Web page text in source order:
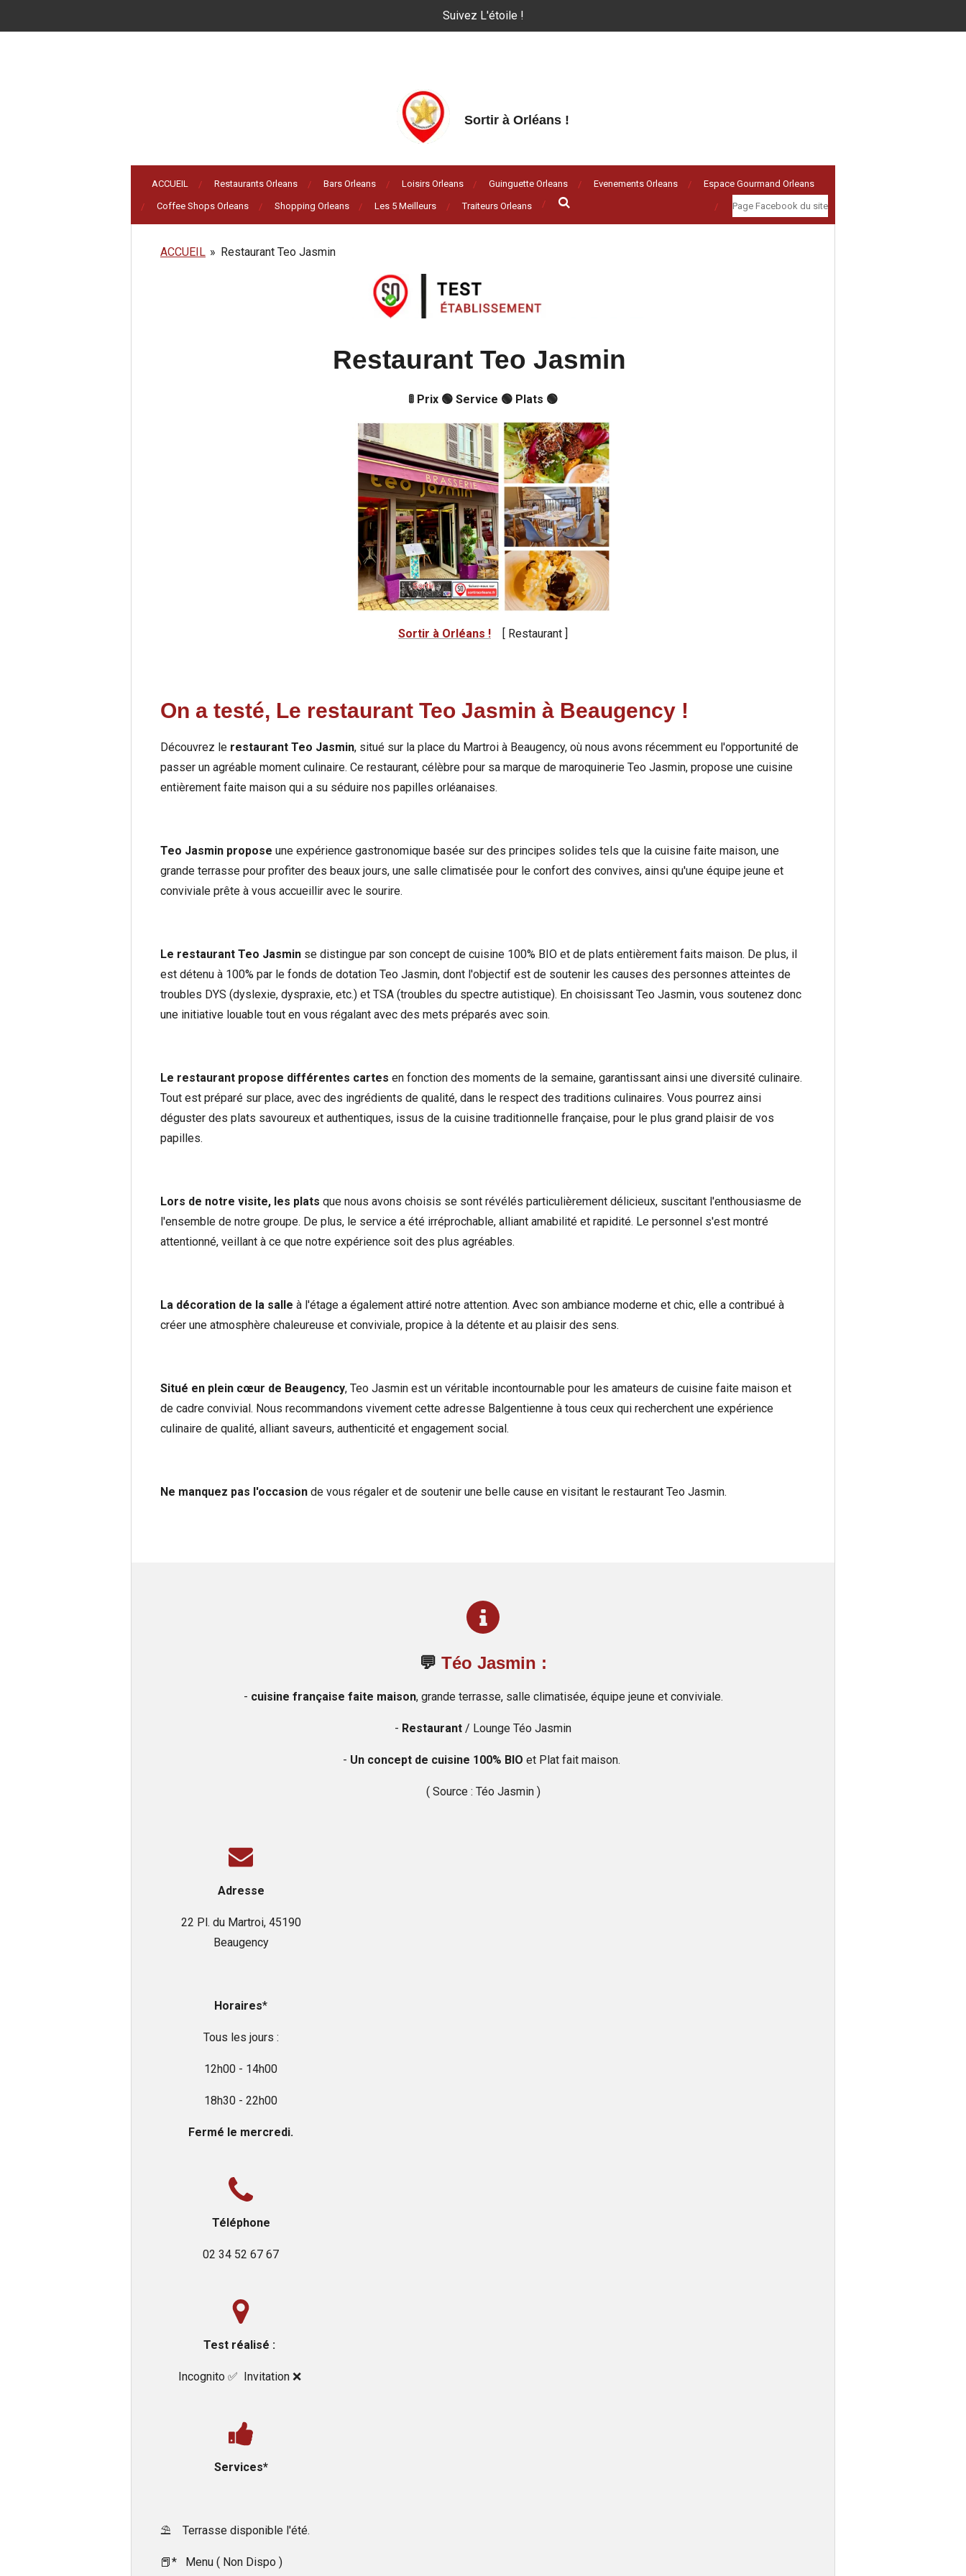
Suivez L'étoile !
Sortir à Orléans !
ACCUEIL Restaurants Orleans Bars Orleans Loisirs Orleans Guinguette Orleans Evenements Orleans Espace Gourmand Orleans
Coffee Shops Orleans Shopping Orleans Les 5 Meilleurs Traiteurs Orleans Page Facebook du site
ACCUEIL » Restaurant Teo Jasmin
Restaurant Teo Jasmin
🚦 Prix 🟢 Service 🟢 Plats 🟢
Sortir à Orléans ! [ Restaurant ]
On a testé, Le restaurant Teo Jasmin à Beaugency !
Découvrez le restaurant Teo Jasmin, situé sur la place du Martroi à Beaugency, où nous avons récemment eu l'opportunité de
passer un agréable moment culinaire. Ce restaurant, célèbre pour sa marque de maroquinerie Teo Jasmin, propose une cuisine
entièrement faite maison qui a su séduire nos papilles orléanaises.
Teo Jasmin propose une expérience gastronomique basée sur des principes solides tels que la cuisine faite maison, une
grande terrasse pour profiter des beaux jours, une salle climatisée pour le confort des convives, ainsi qu'une équipe jeune et
conviviale prête à vous accueillir avec le sourire.
Le restaurant Teo Jasmin se distingue par son concept de cuisine 100% BIO et de plats entièrement faits maison. De plus, il
est détenu à 100% par le fonds de dotation Teo Jasmin, dont l'objectif est de soutenir les causes des personnes atteintes de
troubles DYS (dyslexie, dyspraxie, etc.) et TSA (troubles du spectre autistique). En choisissant Teo Jasmin, vous soutenez donc
une initiative louable tout en vous régalant avec des mets préparés avec soin.
Le restaurant propose différentes cartes en fonction des moments de la semaine, garantissant ainsi une diversité culinaire.
Tout est préparé sur place, avec des ingrédients de qualité, dans le respect des traditions culinaires. Vous pourrez ainsi
déguster des plats savoureux et authentiques, issus de la cuisine traditionnelle française, pour le plus grand plaisir de vos
papilles.
Lors de notre visite, les plats que nous avons choisis se sont révélés particulièrement délicieux, suscitant l'enthousiasme de
l'ensemble de notre groupe. De plus, le service a été irréprochable, alliant amabilité et rapidité. Le personnel s'est montré
attentionné, veillant à ce que notre expérience soit des plus agréables.
La décoration de la salle à l'étage a également attiré notre attention. Avec son ambiance moderne et chic, elle a contribué à
créer une atmosphère chaleureuse et conviviale, propice à la détente et au plaisir des sens.
Situé en plein cœur de Beaugency, Teo Jasmin est un véritable incontournable pour les amateurs de cuisine faite maison et
de cadre convivial. Nous recommandons vivement cette adresse Balgentienne à tous ceux qui recherchent une expérience
culinaire de qualité, alliant saveurs, authenticité et engagement social.
Ne manquez pas l'occasion de vous régaler et de soutenir une belle cause en visitant le restaurant Teo Jasmin.
💬 Téo Jasmin :
- cuisine française faite maison, grande terrasse, salle climatisée, équipe jeune et conviviale.
- Restaurant / Lounge Téo Jasmin
- Un concept de cuisine 100% BIO et Plat fait maison.
( Source : Téo Jasmin )
Adresse
22 Pl. du Martroi, 45190
Beaugency
Horaires*
Tous les jours :
12h00 - 14h00
18h30 - 22h00
Fermé le mercredi.
Téléphone
02 34 52 67 67
Test réalisé :
Incognito ✅️ Invitation ❌️
Services*
⛱️ Terrasse disponible l'été.
📕* Menu ( Non Dispo )